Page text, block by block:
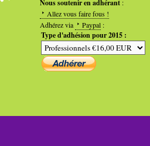
Nous soutenir en adhérant :
Allez vous faire fous !
Adhérez via
Paypal :
Type d'adhésion pour 2015 :